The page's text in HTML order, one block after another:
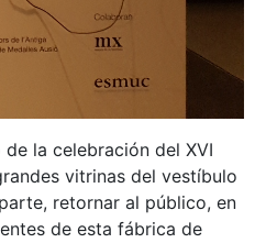
la celebración del XVI
vitrinas del vestíbulo
retornar al público, en
de esta fábrica de